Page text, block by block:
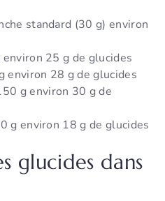
standard (30 g) environ
25 g de glucides
environ 28 g de glucides
g environ 30 g de
g environ 18 g de glucides
glucides dans